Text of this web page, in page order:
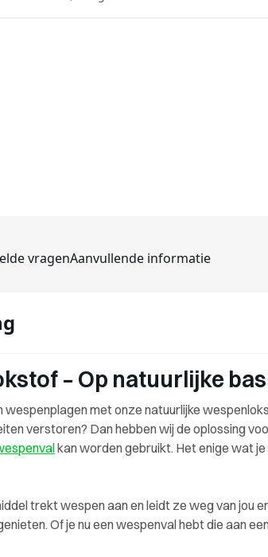
vragenAanvullende informatie
– Op natuurlijke
met onze natuurlijke
verstoren? Dan hebben wij de oplossing
kan worden gebruikt. Het enige wat
trekt wespen aan en leidt ze weg van jou
Of je nu een wespenval hebt die aan